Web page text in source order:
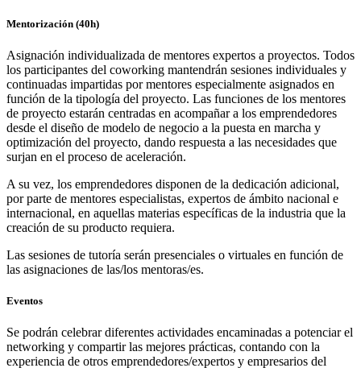
Mentorización (40h)
Asignación individualizada de mentores expertos a proyectos. Todos
los participantes del coworking mantendrán sesiones individuales y
continuadas impartidas por mentores especialmente asignados en
función de la tipología del proyecto. Las funciones de los mentores
de proyecto estarán centradas en acompañar a los emprendedores
desde el diseño de modelo de negocio a la puesta en marcha y
optimización del proyecto, dando respuesta a las necesidades que
surjan en el proceso de aceleración.
A su vez, los emprendedores disponen de la dedicación adicional,
por parte de mentores especialistas, expertos de ámbito nacional e
internacional, en aquellas materias específicas de la industria que la
creación de su producto requiera.
Las sesiones de tutoría serán presenciales o virtuales en función de
las asignaciones de las/los mentoras/es.
Eventos
Se podrán celebrar diferentes actividades encaminadas a potenciar el
networking y compartir las mejores prácticas, contando con la
experiencia de otros emprendedores/expertos y empresarios del